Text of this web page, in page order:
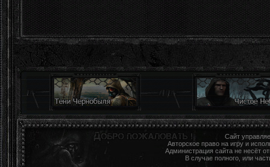
Сайт
Авторское право на игру и
Администрация сайта не несёт
В случае полного, или